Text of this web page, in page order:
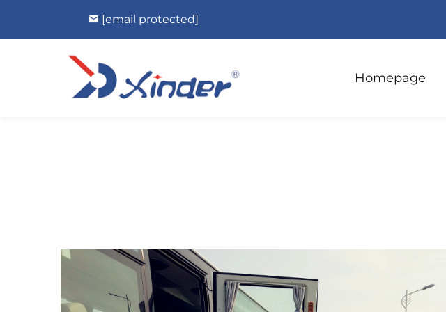
[email protected]
Homepage